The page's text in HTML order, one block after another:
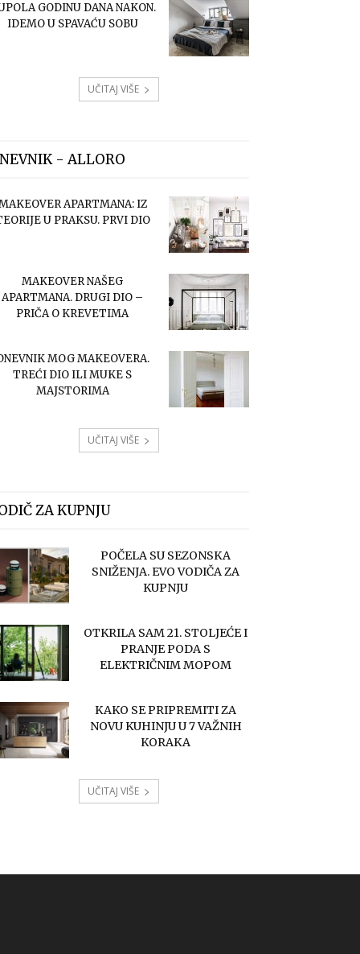
GODINU DANA NAKON.
IDEMO U SPAVAĆU SOBU
UČITAJ VIŠE
- ALLORO
APARTMANA: IZ
U PRAKSU. PRVI DIO
MAKEOVER NAŠEG
APARTMANA. DRUGI DIO –
PRIČA O KREVETIMA
MOG MAKEOVERA.
TREĆI DIO ILI MUKE S
MAJSTORIMA
UČITAJ VIŠE
ZA KUPNJU
POČELA SU SEZONSKA
SNIŽENJA. EVO VODIČA ZA
KUPNJU
OTKRILA SAM 21. STOLJEĆE I
PRANJE PODA S
ELEKTRIČNIM MOPOM
KAKO SE PRIPREMITI ZA
NOVU KUHINJU U 7 VAŽNIH
KORAKA
UČITAJ VIŠE